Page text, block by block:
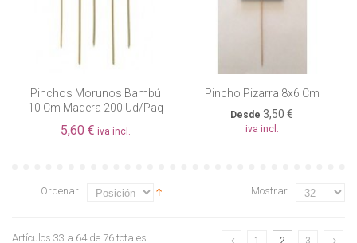
Pinchos Morunos Bambú
10 Cm Madera 200 Ud/paq
5,60 € iva incl.
Pincho Pizarra 8x6 Cm
Desde 3,50 €
iva incl.
Ordenar Mostrar
Artículos 33 a 64 de 76 totales 1 2 3